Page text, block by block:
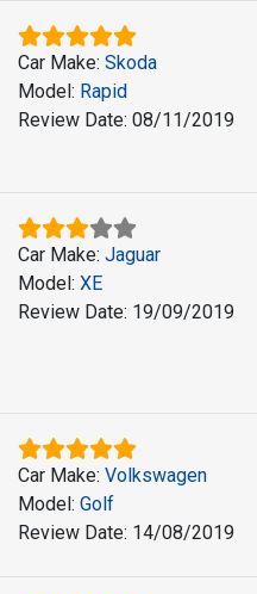
Car Make: Skoda
Model: Rapid
Review Date: 08/11/2019
Car Make: Jaguar
Model: XE
Review Date: 19/09/2019
Car Make: Volkswagen
Model: Golf
Review Date: 14/08/2019